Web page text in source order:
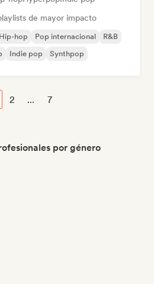
de mayor impacto
Hip-hop Pop internacional
R&B
Indie pop Synthpop
2 ... 7
por género